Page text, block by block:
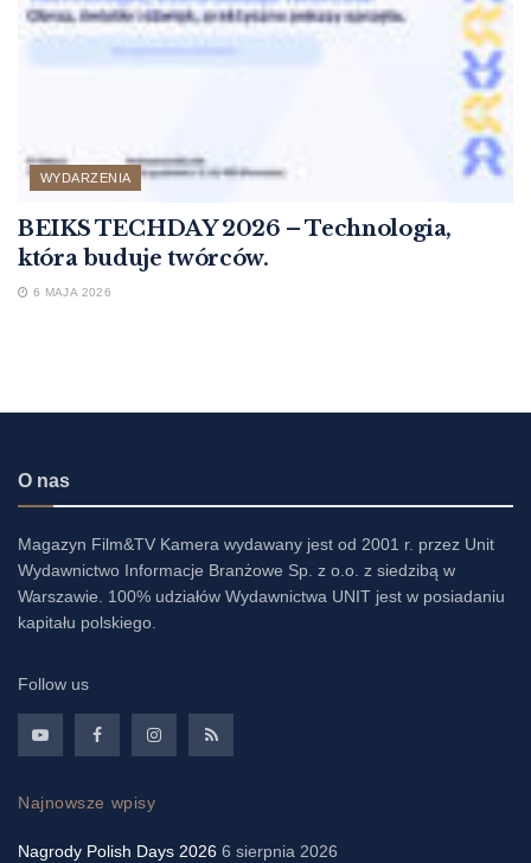
WYDARZENIA
BEIKS TECHDAY 2026 – Technologia,
która buduje twórców.
6 MAJA 2026
O nas
Magazyn Film&TV Kamera wydawany jest od 2001 r. przez Unit
Wydawnictwo Informacje Branżowe Sp. z o.o. z siedzibą w
Warszawie. 100% udziałów Wydawnictwa UNIT jest w posiadaniu
kapitału polskiego.
Follow us
Najnowsze wpisy
Nagrody Polish Days 2026 6 sierpnia 2026